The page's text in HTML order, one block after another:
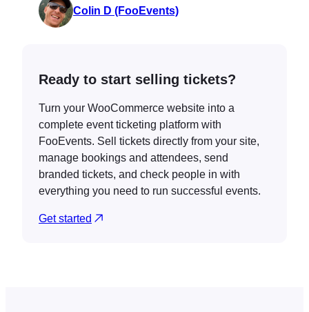
Colin D (FooEvents)
Ready to start selling tickets?
Turn your WooCommerce website into a
complete event ticketing platform with
FooEvents. Sell tickets directly from your site,
manage bookings and attendees, send
branded tickets, and check people in with
everything you need to run successful events.
Get started